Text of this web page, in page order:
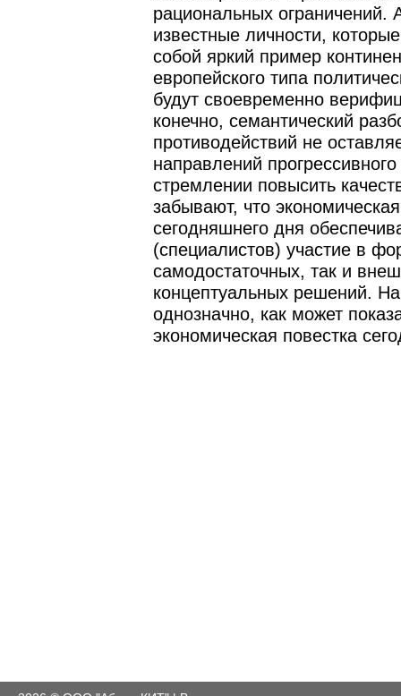
рациональных ограничений.
известные личности,
собой яркий пример
европейского типа
будут своевременно
конечно, семантический
противодействий не
направлений
стремлении повысить
забывают, что
сегодняшнего дня
(специалистов) участие в
самодостаточных, так и
концептуальных решений.
однозначно, как может
экономическая повестка